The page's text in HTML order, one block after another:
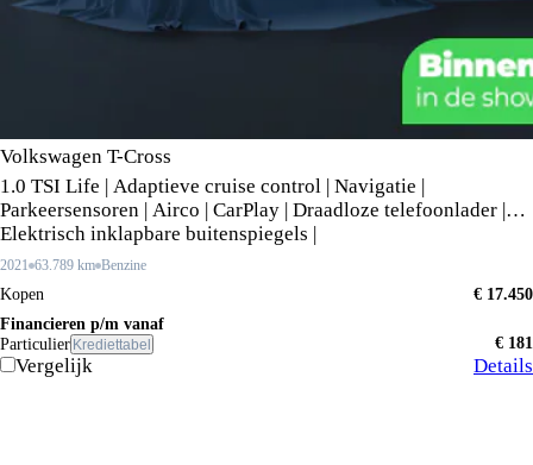
Volkswagen T-Cross
1.0 TSI Life | Adaptieve cruise control | Navigatie |
Parkeersensoren | Airco | CarPlay | Draadloze telefoonlader |
Elektrisch inklapbare buitenspiegels |
2021 63.789 km Benzine
Kopen
€ 17.450
Financieren p/m vanaf
Particulier Krediettabel € 181
Vergelijk Details